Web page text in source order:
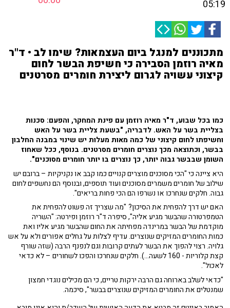
05:19
מתכוננים למנגל ביום העצמאות? שימו לב • ד"ר
מאיה רוזמן הסבירה כי חשיפת הבשר לחום
קיצוני עשויה לגרום ליצירת חומרים מסרטנים
כמו בכל שבוע, ד"ר מאיה רוזמן עם פינת המחקר, והפעם: סכנות
בצליית בשר על האש. לדבריה, "בשעת צליית בשר על האש
וחשיפתו לחום קיצוני של כמה מאות מעלות יש שינוי במבנה החלבון
בבשר, וכתוצאה מכך נוצרים חומרים מסרטנים. בנוסף, ככל שאחוז
השומן שבבשר גבוה יותר, כך נוצרים בו יותר חומרים מסוכנים".
היא ציינה כי "הכי מסוכנים מוצרים קנויים כמו קבב או נקניקיות – ברובם יש
שילוב של חומרים משמרים מסוכנים ועוד תוספים, ובנוסף הם נחשפים לחום
גבוה. חלקים שנחרכו או נשרפו הם הכי פחות בריאים".
האם יש דרך להפחית את הסיכון? "מה שצריך זה פשוט להפחית את
הטמפרטורה שהבשר מגיע אליה", סיפרה ד"ר רוזמן ופירטה: "השריה
מוקדמת של הבשר במרינדה מפחיתה את החום שהבשר מגיע אליו ואת
כמות החומרים המזיקים שנוצרים. עדיף לצלות על גחלים אפורים ולא על אש
גלויה. רצוי להפוך את הבשר לעתים קרובות וגם לנפנף הרבה (שזה שורף
קצת קלוריות - 160 לשעה...). חלקים שנחרכו והפכו לשחורים – לא כדאי
לאכול".
"כדאי לשלב בארוחה גם הרבה ירקות טריים, כי הם מכילים נוגדי חמצון
שמנטלים את החומרים המזיקים שנוצרים בבשר", סיכמה.